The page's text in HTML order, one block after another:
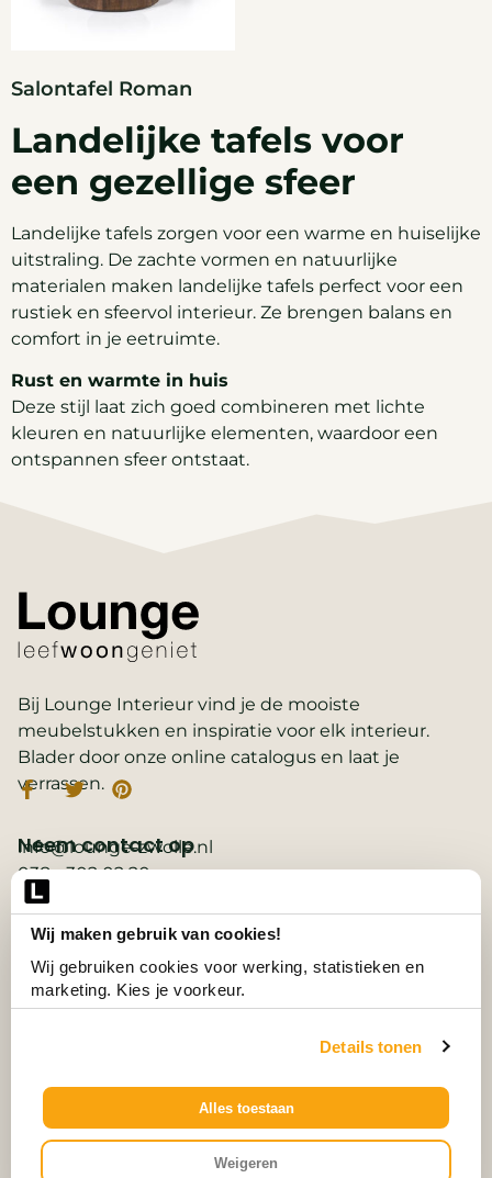
Wij maken gebruik van cookies!
Wij gebruiken cookies voor werking, statistieken en
marketing. Kies je voorkeur.
Details tonen
Alles toestaan
Weigeren
Salontafel Roman
Landelijke tafels voor
een gezellige sfeer
Landelijke tafels zorgen voor een warme en huiselijke
uitstraling. De zachte vormen en natuurlijke
materialen maken landelijke tafels perfect voor een
rustiek en sfeervol interieur. Ze brengen balans en
comfort in je eetruimte.
Rust en warmte in huis
Deze stijl laat zich goed combineren met lichte
kleuren en natuurlijke elementen, waardoor een
ontspannen sfeer ontstaat.
Bij Lounge Interieur vind je de mooiste
meubelstukken en inspiratie voor elk interieur.
Blader door onze online catalogus en laat je
verrassen.
Belangrijke links
2D ontwerp
3D ontwerp
Collectie
Neem contact op
info@lounge-zwolle.nl
038 - 302 02 20
Anthony Fokkerstraat 3, 8013 NS Zwolle
© Alle Rechten Voorbehouden.